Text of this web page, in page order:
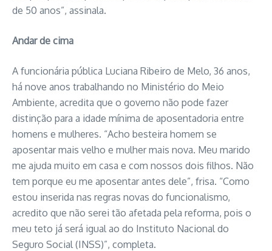
de 50 anos”, assinala.
Andar de cima
A funcionária pública Luciana Ribeiro de Melo, 36 anos,
há nove anos trabalhando no Ministério do Meio
Ambiente, acredita que o governo não pode fazer
distinção para a idade mínima de aposentadoria entre
homens e mulheres. “Acho besteira homem se
aposentar mais velho e mulher mais nova. Meu marido
me ajuda muito em casa e com nossos dois filhos. Não
tem porque eu me aposentar antes dele”, frisa. “Como
estou inserida nas regras novas do funcionalismo,
acredito que não serei tão afetada pela reforma, pois o
meu teto já será igual ao do Instituto Nacional do
Seguro Social (INSS)”, completa.